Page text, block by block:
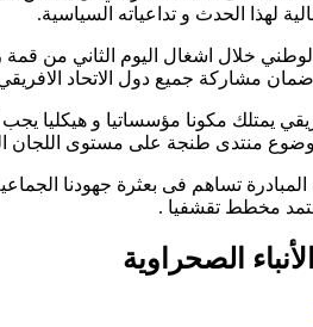
لهذا الحدث و تداعياته السياسية.
خلال اشغال اليوم الثاني من قمة
مشاركة جميع دول الاتحاد
يمتلك مكونا مؤسساتيا و هيكليا
منتدى طنجة على مستوى اللجان
تساهم فى بعثرة جهودنا
مخطط تقشفيا .
الصحراوية